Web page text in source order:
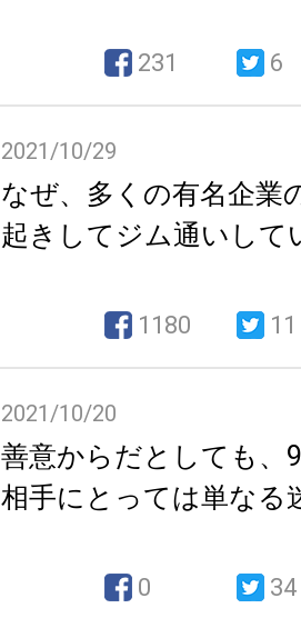
231 6
2021/10/29
なぜ、多くの有名企業
起きしてジム通いして
1180 11
2021/10/20
善意からだとしても、
相手にとっては単なる
0 34